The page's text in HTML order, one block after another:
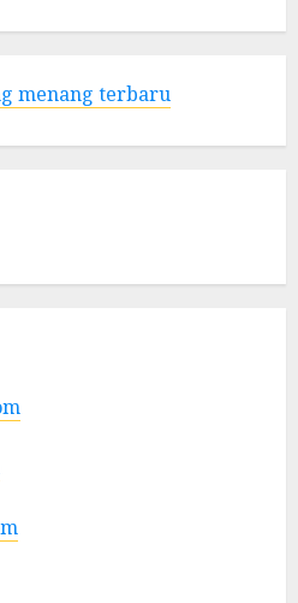
menang terbaru